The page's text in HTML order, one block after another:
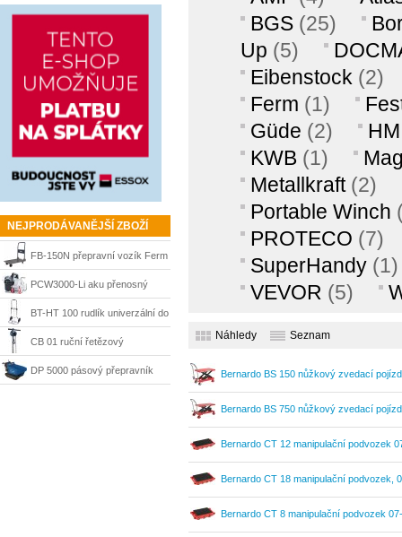
NEJPRODÁVANĚJŠÍ ZBOŽÍ
FB-150N přepravní vozík Ferm
TTM1027
PCW3000-Li aku přenosný
naviják max tažná síla 1000 kg
Portable Winch
BT-HT 100 rudlík univerzální do
100 kg Einhell
CB 01 ruční řetězový
kladkostroj do 1t Scheppach
DP 5000 pásový přepravník
BGS (25)
Up (5)
Eibenstock (2)
Ferm (1)
Güde (2)
KWB (1)
Metallkraft (2)
Portable Winch
PROTECO (7)
SuperHandy (1)
VEVOR (5)
Náhledy Seznam
Bernardo BS 150 nůžkový zvedací
07-1095
Bernardo BS 750 nůžkový zvedací
Bernardo CT 12 manipulační podvozek
Bernardo CT 18 manipulační podvozek,
Bernardo CT 8 manipulační podvozek